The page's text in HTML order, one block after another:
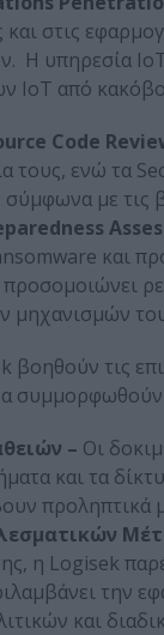
και στις
Η υπηρεσία
IoT από
Code
τους, ενώ τα
με τις
και
προσομοιώνει
μηχανισμών
βοηθούν τις
– Οι
και τα
προληπτικά
η Logisek
την
και